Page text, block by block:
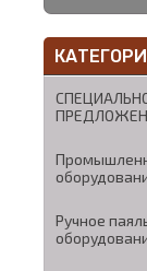
Ручное